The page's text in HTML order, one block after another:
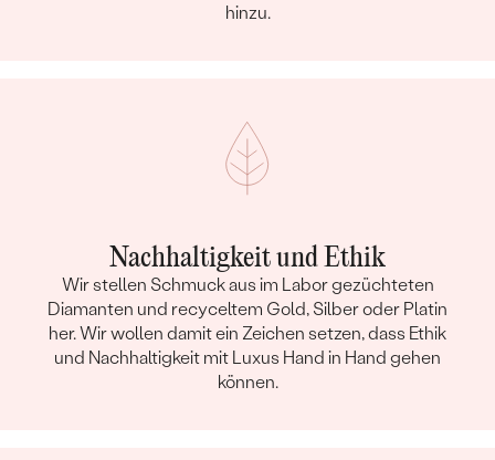
hinzu.
Nachhaltigkeit und Ethik
Wir stellen Schmuck aus im Labor gezüchteten
Diamanten und recyceltem Gold, Silber oder Platin
her. Wir wollen damit ein Zeichen setzen, dass Ethik
und Nachhaltigkeit mit Luxus Hand in Hand gehen
können.